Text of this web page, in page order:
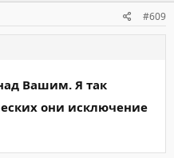
#609
Вашим. Я так
они исключение